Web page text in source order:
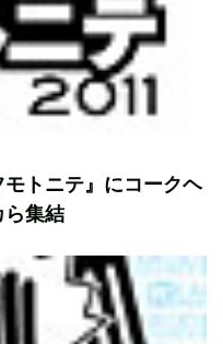
トニテ』にコークヘ
ら集結